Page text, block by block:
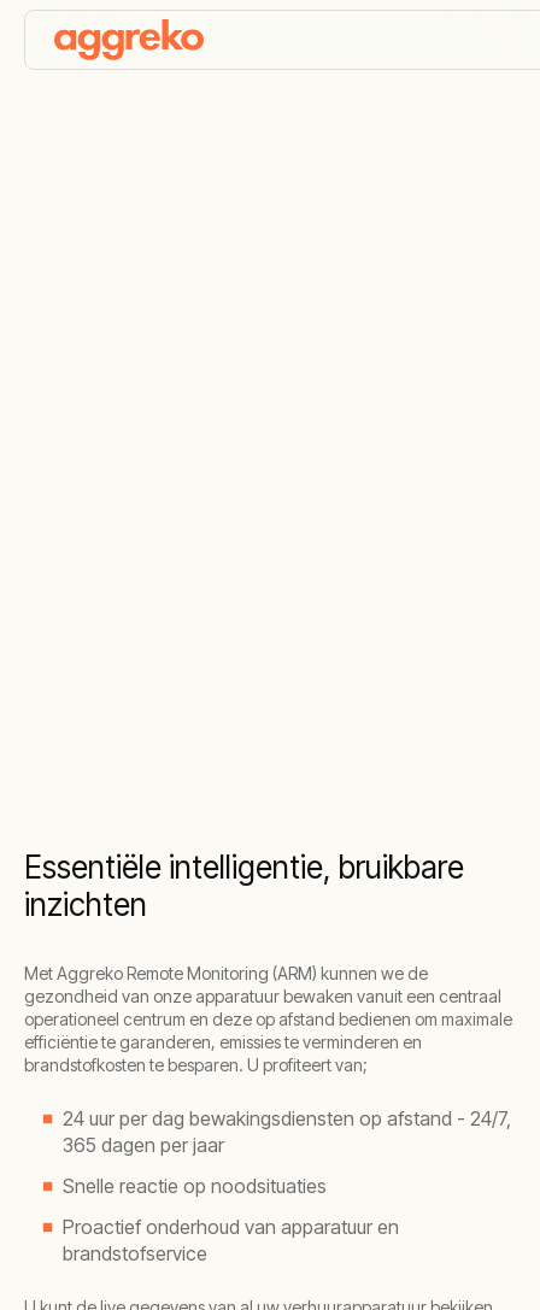
Essentiële intelligentie, bruikbare
inzichten
Met Aggreko Remote Monitoring (ARM) kunnen we de
gezondheid van onze apparatuur bewaken vanuit een centraal
operationeel centrum en deze op afstand bedienen om maximale
efficiëntie te garanderen, emissies te verminderen en
brandstofkosten te besparen. U profiteert van;
24 uur per dag bewakingsdiensten op afstand - 24/7,
365 dagen per jaar
Snelle reactie op noodsituaties
Proactief onderhoud van apparatuur en
brandstofservice